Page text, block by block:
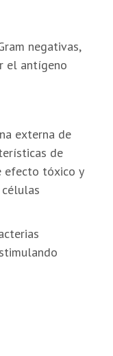
negativas,
el antígeno
externa de
de
efecto tóxico y